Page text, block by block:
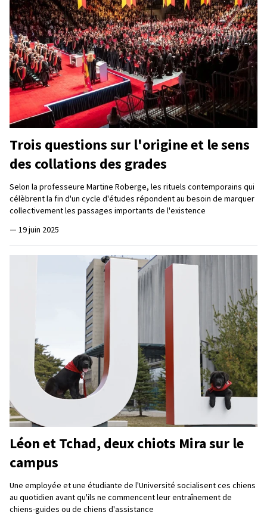
Trois questions sur l'origine et le sens
des collations des grades
Selon la professeure Martine Roberge, les rituels contemporains qui
célèbrent la fin d'un cycle d'études répondent au besoin de marquer
collectivement les passages importants de l'existence
— 19 juin 2025
Léon et Tchad, deux chiots Mira sur le
campus
Une employée et une étudiante de l'Université socialisent ces chiens
au quotidien avant qu'ils ne commencent leur entraînement de
chiens-guides ou de chiens d'assistance